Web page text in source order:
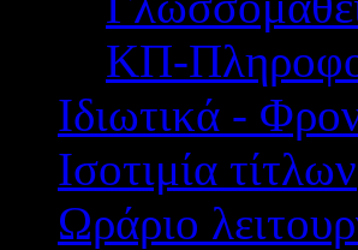
ΚΠ-
Ιδιωτικά -
Ισοτιμία τίτλων
Ωράριο